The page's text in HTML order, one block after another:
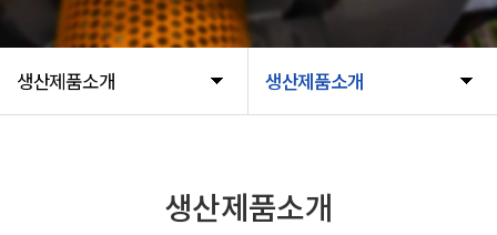
생산제품소개 생산제품소개
생산제품소개